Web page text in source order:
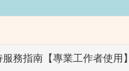
務指南【專業工作者使用】